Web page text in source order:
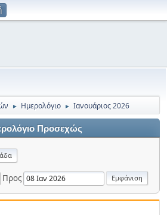
► Ημερολόγιο ► Ιανουάριος 2026
Προσεχώς
Προς